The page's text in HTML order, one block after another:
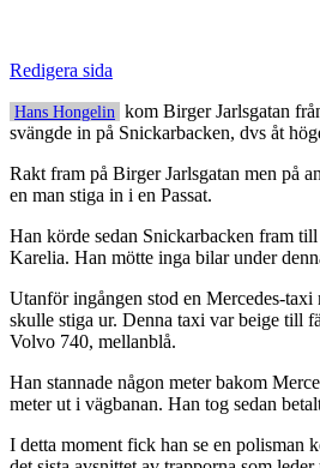
Redigera sida
Hans Hongelin kom Birger Jarlsgatan
svängde in på Snickarbacken, dvs åt
Rakt fram på Birger Jarlsgatan men på
en man stiga in i en Passat.
Han körde sedan Snickarbacken fram
Karelia. Han mötte inga bilar under
Utanför ingången stod en Mercedes-taxi
skulle stiga ur. Denna taxi var beige till
Volvo 740, mellanblå.
Han stannade någon meter bakom
meter ut i vägbanan. Han tog sedan
I detta moment fick han se en polisman